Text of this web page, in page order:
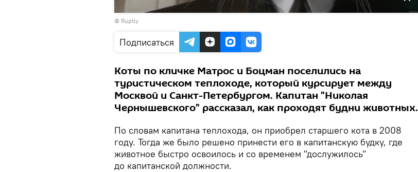
Воспроизвести
© Ruptly
Подписаться
Коты по кличке Матрос и Боцман поселились на
туристическом теплоходе, который курсирует между
Москвой и Санкт-Петербургом. Капитан "Николая
Чернышевского" рассказал, как проходят будни животных.
По словам капитана теплохода, он приобрел старшего кота в 2008
году. Тогда же было решено принести его в капитанскую будку, где
животное быстро освоилось и со временем "дослужилось"
до капитанской должности.